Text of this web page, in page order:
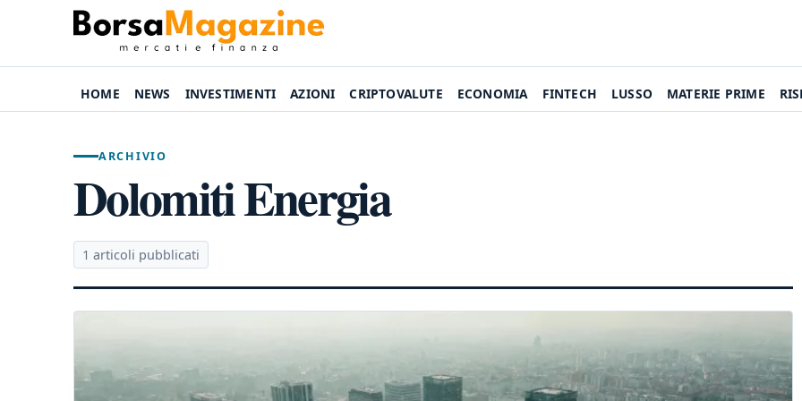
HOME NEWS INVESTIMENTI AZIONI CRIPTOVALUTE ECONOMIA FINTECH LUSSO MATERIE PRIME
ARCHIVIO
Dolomiti Energia
1 articoli pubblicati